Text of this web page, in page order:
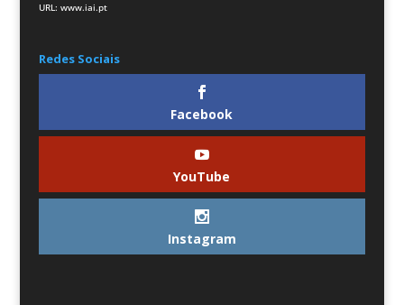
URL: www.iai.pt
Redes Sociais
Facebook
YouTube
Instagram